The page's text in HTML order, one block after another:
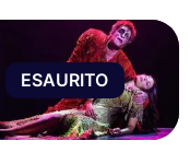
ESAURITO